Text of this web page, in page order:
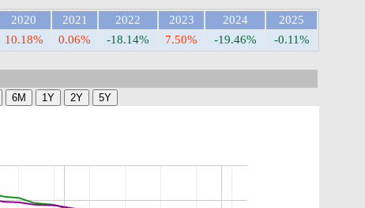
2020 2021 2022 2023 2024
2025
10.18% 0.06% -18.14% 7.50% -19.46% -0.11%